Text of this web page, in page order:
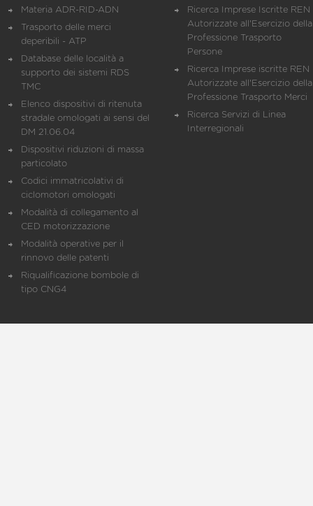
Materia ADR-RID-ADN
Trasporto delle merci
deperibili - ATP
Database delle località a
supporto dei sistemi RDS
TMC
Elenco dispositivi di ritenuta
stradale omologati ai sensi del
DM 21.06.04
Dispositivi riduzioni di massa
particolato
Codici immatricolativi di
ciclomotori omologati
Modalità di collegamento al
CED motorizzazione
Modalità operative per il
rinnovo delle patenti
Riqualificazione bombole di
tipo CNG4
Ricerca Imprese Iscritte REN
Autorizzate all'Esercizio della
Professione Trasporto
Persone
Ricerca Imprese iscritte REN
Autorizzate all'Esercizio della
Professione Trasporto Merci
Ricerca Servizi di Linea
Interregionali